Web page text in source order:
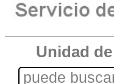
Unidad